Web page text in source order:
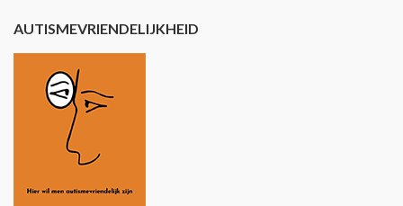
AUTISMEVRIENDELIJKHEID